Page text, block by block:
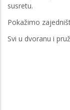
susretu.
Pokažimo
Svi u dvoranu i